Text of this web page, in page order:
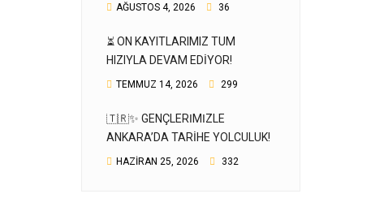
AĞUSTOS 4, 2026 36
⏳ ÖN KAYITLARIMIZ TÜM
HIZIYLA DEVAM EDIYOR!
TEMMUZ 14, 2026 299
🇹🇷✨ GENÇLERIMIZLE
ANKARA’DA TARIHE YOLCULUK!
HAZIRAN 25, 2026 332